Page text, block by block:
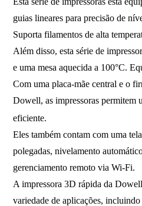
guias lineares para precisão de
Suporta filamentos de alta
Além disso, esta série de
e uma mesa aquecida a 100°C.
Com uma placa-mãe central e o
Dowell, as impressoras permitem
eficiente.
Eles também contam com uma
polegadas, nivelamento
gerenciamento remoto via Wi-Fi.
A impressora 3D rápida da
variedade de aplicações,